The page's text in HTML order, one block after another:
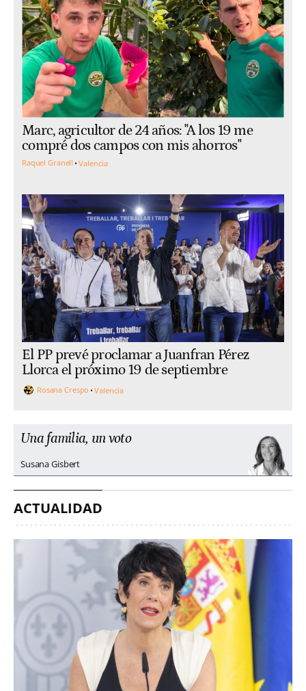
Marc, agricultor de 24 años: "A los 19 me
compré dos campos con mis ahorros"
Raquel Granell Valencia
El PP prevé proclamar a Juanfran Pérez
Llorca el próximo 19 de septiembre
Rosana Crespo Valencia
Una familia, un voto
Susana Gisbert
ACTUALIDAD